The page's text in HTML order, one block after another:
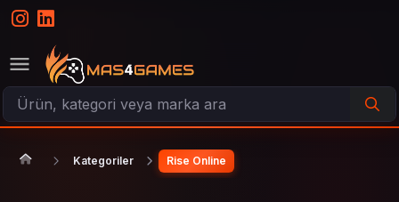
Kategoriler Rise Online